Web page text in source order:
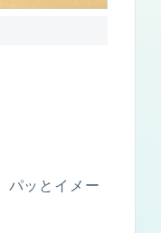
パッとイメー